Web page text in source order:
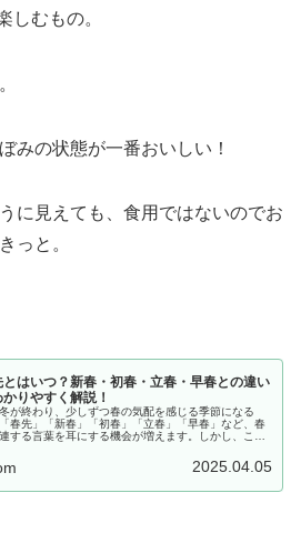
しむもの。
みの状態が一番おいしい！
に見えても、食用ではないのでお
っと。
とはいつ？新春・初春・立春・早春との違い
かりやすく解説！
が終わり、少しずつ春の気配を感じる季節になる
春先」「新春」「初春」「立春」「早春」など、春
する言葉を耳にする機会が増えます。しかし、これ
2025.04.05